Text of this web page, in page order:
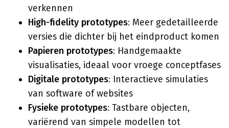
verkennen
High-fidelity prototypes: Meer gedetailleerde
versies die dichter bij het eindproduct komen
Papieren prototypes: Handgemaakte
visualisaties, ideaal voor vroege conceptfases
Digitale prototypes: Interactieve simulaties
van software of websites
Fysieke prototypes: Tastbare objecten,
variërend van simpele modellen tot